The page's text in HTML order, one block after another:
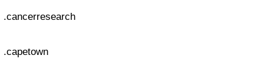
.cancerresearch
.capetown